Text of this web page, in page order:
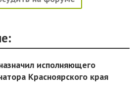
исполняющего
Красноярского края